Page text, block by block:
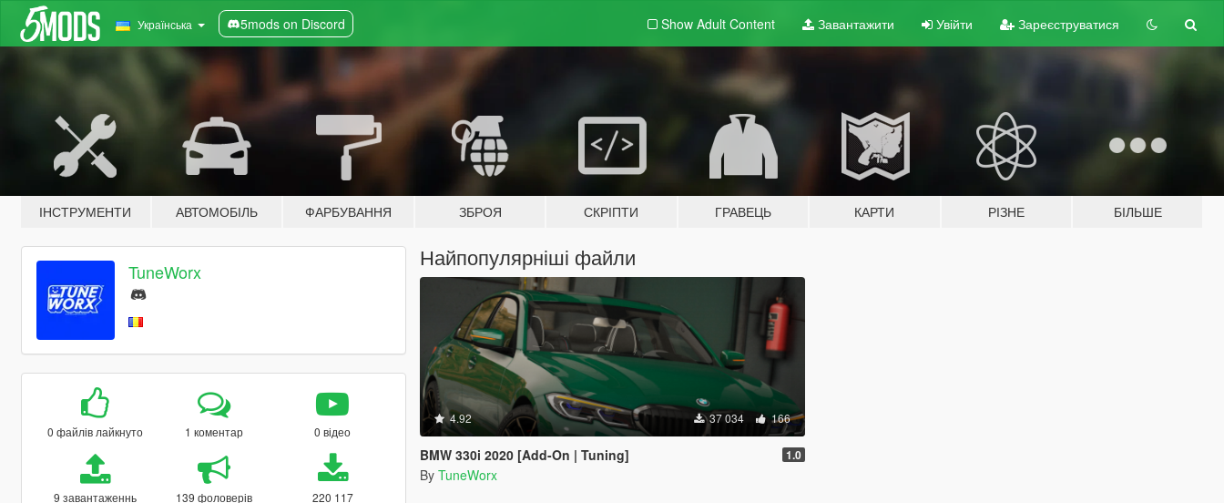
Українська 5mods on Discord Show Adult Content Завантажити Увійти Зареєструватися
ІНСТРУМЕНТИ АВТОМОБІЛЬ ФАРБУВАННЯ ЗБРОЯ СКРІПТИ ГРАВЕЦЬ КАРТИ РІЗНЕ БІЛЬШЕ
TuneWorx
0 файлів лайкнуто 1 коментар 0 відео
9 завантаженнь 139 фоловерів
220 117
Найпопулярніші файли
4.92 37 034 166
BMW 330i 2020 [Add-On | Tuning] 1.0
By TuneWorx